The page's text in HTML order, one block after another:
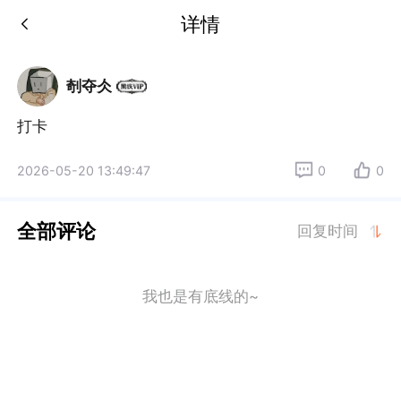
详情
剞夺仌
打卡
2026-05-20 13:49:47 0 0
全部评论 回复时间
我也是有底线的~